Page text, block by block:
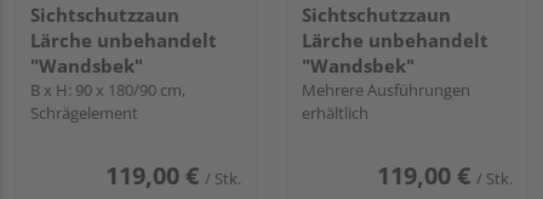
Sichtschutzzaun
Lärche unbehandelt
"Wandsbek"
B x H: 90 x 180/90 cm,
Schrägelement
119,00 € / Stk.
Sichtschutzzaun
Lärche unbehandelt
"Wandsbek"
Mehrere Ausführungen
erhältlich
119,00 € / Stk.